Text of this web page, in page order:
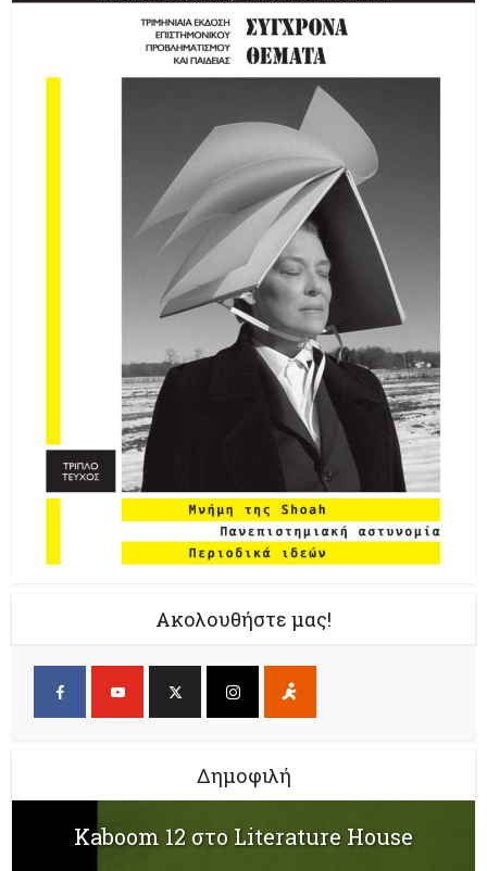
Ακολουθήστε μας!
Δημοφιλή
Kaboom 12 στο Literature House